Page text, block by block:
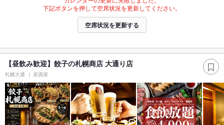
下記ボタンを押して空席状況を更新してください。
空席状況を更新する
【昼飲み歓迎】餃子の札幌商店 大通り店
札幌大通 居酒屋